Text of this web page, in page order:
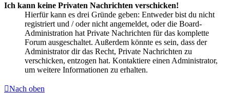
Ich kann keine Privaten Nachrichten verschicken!
Hierfür kann es drei Gründe geben: Entweder bist du nicht
registriert und / oder nicht angemeldet, oder die Board-
Administration hat Private Nachrichten für das komplette
Forum ausgeschaltet. Außerdem könnte es sein, dass der
Administrator dir das Recht, Private Nachrichten zu
verschicken, entzogen hat. Kontaktiere einen Administrator,
um weitere Informationen zu erhalten.
Nach oben